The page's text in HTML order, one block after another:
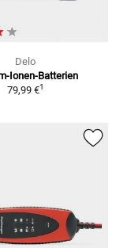
Delo
Ionen-Batterien
79,99 €1